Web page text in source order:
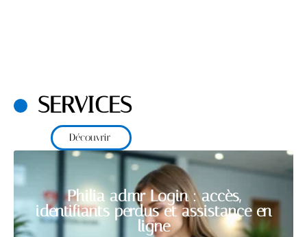
SERVICES
Découvrir
Philia admr Login : accès,
identifiants perdus et assistance en
ligne